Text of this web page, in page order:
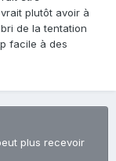
plutôt avoir à
de la tentation
facile à des
plus recevoir